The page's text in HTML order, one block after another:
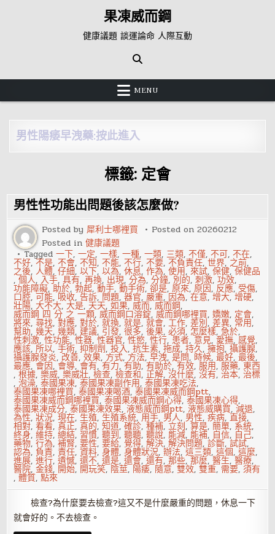
果凍威而鋼
健康議題 談運論命 人際互動
MENU
男性陽痿早洩藥:按此進入
標籤: 定會
男性性功能出問題後該怎麼做?
Posted by犀利士哪裡買 Posted on20260212
Posted in健康議題
Tagged一下,一定,一樣,一種,一類, 三類,不僅,不可,不在,
不好,不是,不會,不知,不能,不行,不要,不負責任,世界, 之前,
之後,人體,仔細,以下,以為,休息,作為,使用,來試,保健,保健品
,個人, 入手,具有,再換, 出現,分為,分鐘, 別的,刺激,功效,
功能障礙,助於,勃起,動手,動手術,卻是,原來,原因, 反應, 受傷,
口腔,可能, 吸收,告訴, 問題,器官,嚴重, 因為,在意,增大,增硬,
壯陽,大不大,大是, 天天,如果,威而,威而鋼,
威而鋼 四 分 之 一顆,威而鋼口溶錠,威而鋼哪裡買,嬌嫩, 定會,
將來,尋找,對應,對於,就換,就是,就會,工作,差別,差異, 常用,
幫助,幾天,幾類, 建議, 引發,很多,後果,必須, 怎麼樣,急於,
性刺激,性功能,性器,性器官,性慾,性行, 患者, 意見, 愛撫,感覺,
應該,所以,手術,抑制劑,投入,抗生素,拖成,持久,擁抱,攝護腺,
攝護腺發炎, 改善,效果, 方式, 方法,早洩,是問, 時候,最好,最後,
最應,會因, 會導, 會有,有力,有助,有助於,有效,服用,服藥,東西
,根據,樂威,樂威壯,檢查,檢查和,正解,沒什麼,沒有,治本,治標
,泡澡,泰國果凍,泰國果凍副作用,泰國果凍吃法,
泰國果凍哪裡買,泰國果凍喝酒,泰國果凍威而鋼ptt,
泰國果凍威而鋼哪裡買,泰國果凍威而鋼心得,泰國果凍心得,
泰國果凍成分,泰國果凍效果,液態威而鋼ptt,液態威購買,減退,
為性,狀況,現在,生殖,生殖系統, 用手, 男人, 男性,疾病,直接,
相對,看看,真正,真的,知道,確診,種補,立刻,算是,簡單, 系統,
終身,維持,總結, 習慣,聽到,聽聽,聽說, 能減, 能補, 自信, 自己,
藥物,行為,補腎,要性,要給, 覺得,解決,解決問題,診斷,試試,
認為, 負責,責任,資料,身體,身體狀況,辦法,這三類,這個,這麼,
進展,進行,遺憾,還不,還是,還會,還有,那些,那麼,醫生,醫療,
醫院,金錢, 開始, 開玩笑, 陰莖, 陽痿, 隨意,雙效,雙重, 需要,須有
,體質,點來
檢查?為什麼要去檢查?這又不是什麼嚴重的問題，休息一下
就會好的。不去檢查。